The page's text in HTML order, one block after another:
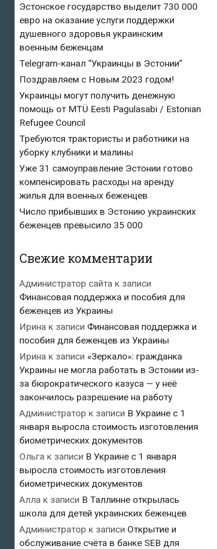
Эстонское государство выделит 730 000
евро на оказание услуги поддержки
душевного здоровья украинским
военным беженцам
Telegram-канал “Украинцы в Эстонии”
Поздравляем с Новым 2023 годом!
Украинцы могут получить денежную
помощь от MTÜ Eesti Pagulasabi / Estonian
Refugee Council
Требуются трактористы и работники на
уборку клубники и малины
Уже 31 самоуправление Эстонии готово
компенсировать расходы на аренду
жилья для военных беженцев
Число прибывших в Эстонию украинских
беженцев превысило 35 000
Свежие комментарии
Администратор сайта к записи
Финансовая поддержка и пособия для
беженцев из Украины
Ирина к записи Финансовая поддержка и
пособия для беженцев из Украины
Ирина к записи «Зеркало»: гражданка
Украины не могла работать в Эстонии из-
за бюрократического казуса — у неё
закончилось разрешение на работу
Администратор к записи В Украине с 1
января выросла стоимость изготовления
биометрических документов
Ольга к записи В Украине с 1 января
выросла стоимость изготовления
биометрических документов
Алла к записи В Таллинне открылась
школа для детей украинских беженцев
Администратор к записи Открытие и
обслуживание счёта в банке SEB для